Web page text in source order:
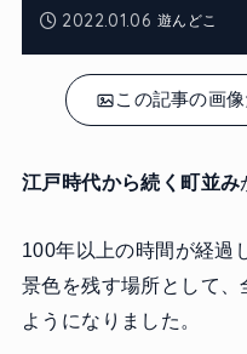
遊んどこ
2022.01.06
この記事の画
江戸時代から続く町並み
100年以上の時間が経過
景色を残す場所として
ようになりました。